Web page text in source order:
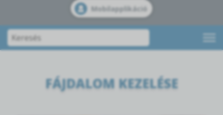
Mobilapplikáció
FÁJDALOM KEZELÉSE